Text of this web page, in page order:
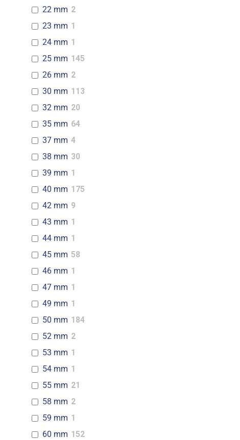
22 mm 2
23 mm 1
24 mm 1
25 mm 145
26 mm 2
30 mm 113
32 mm 20
35 mm 64
37 mm 4
38 mm 30
39 mm 1
40 mm 175
42 mm 9
43 mm 1
44 mm 1
45 mm 58
46 mm 1
47 mm 1
49 mm 1
50 mm 184
52 mm 2
53 mm 1
54 mm 1
55 mm 21
58 mm 2
59 mm 1
60 mm 152